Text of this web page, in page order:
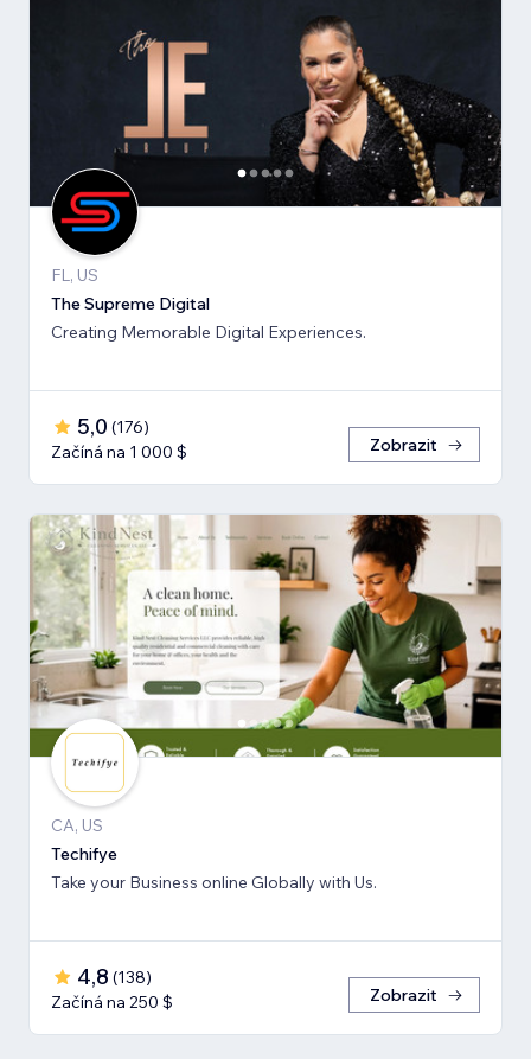
FL, US
The Supreme Digital
Creating Memorable Digital Experiences.
5,0 (176)
Začíná na 1 000 $
Zobrazit
CA, US
Techifye
Take your Business online Globally with Us.
4,8 (138)
Začíná na 250 $
Zobrazit